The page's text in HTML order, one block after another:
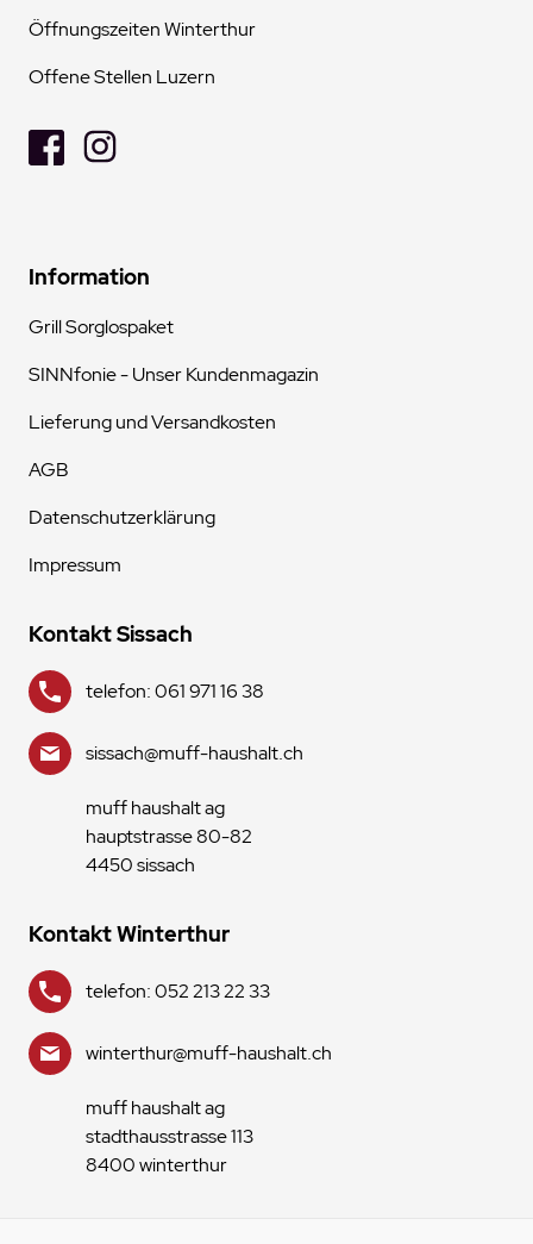
Öffnungszeiten Winterthur
Offene Stellen Luzern
Information
Grill Sorglospaket
SINNfonie - Unser Kundenmagazin
Lieferung und Versandkosten
AGB
Datenschutzerklärung
Impressum
Kontakt Sissach
telefon: 061 971 16 38
sissach@muff-haushalt.ch
muff haushalt ag
hauptstrasse 80-82
4450 sissach
Kontakt Winterthur
telefon: 052 213 22 33
winterthur@muff-haushalt.ch
muff haushalt ag
stadthausstrasse 113
8400 winterthur